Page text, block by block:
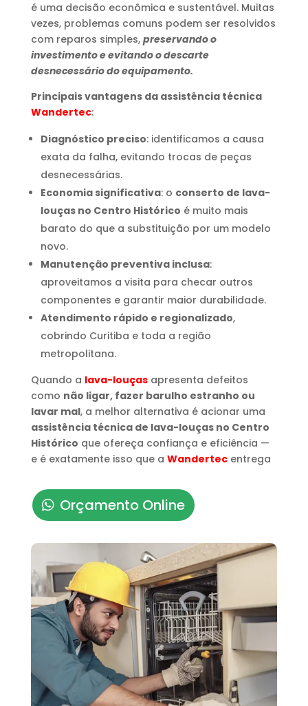
é uma decisão econômica e sustentável. Muitas
vezes, problemas comuns podem ser resolvidos
com reparos simples, preservando o
investimento e evitando o descarte
desnecessário do equipamento.
Principais vantagens da assistência técnica
Wandertec:
Diagnóstico preciso: identificamos a causa
exata da falha, evitando trocas de peças
desnecessárias.
Economia significativa: o conserto de lava-
louças no Centro Histórico é muito mais
barato do que a substituição por um modelo
novo.
Manutenção preventiva inclusa:
aproveitamos a visita para checar outros
componentes e garantir maior durabilidade.
Atendimento rápido e regionalizado,
cobrindo Curitiba e toda a região
metropolitana.
Quando a lava-louçasapresenta defeitos
como não ligar, fazer barulho estranho ou
lavar mal, a melhor alternativa é acionar uma
assistência técnica de lava-louças no Centro
Histórico que ofereça confiança e eficiência —
e é exatamente isso que a Wandertec entrega
Orçamento Online